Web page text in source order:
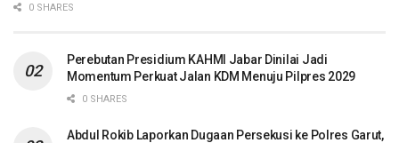
0 SHARES
Perebutan Presidium KAHMI Jabar Dinilai Jadi
Momentum Perkuat Jalan KDM Menuju Pilpres 2029
0 SHARES
Abdul Rokib Laporkan Dugaan Persekusi ke Polres Garut,